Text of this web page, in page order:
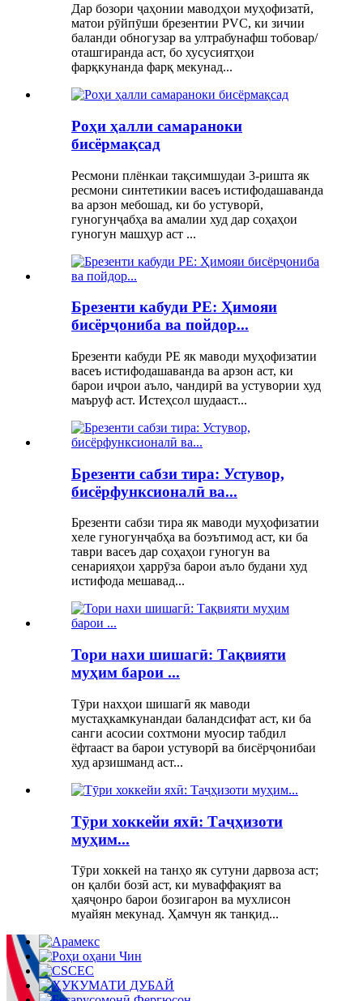
Дар бозори ҷаҳонии маводҳои муҳофизатӣ,
матои рӯйпӯши брезентии PVC, ки зичии
баланди обногузар ва ултрабунафш тобовар/
оташгиранда аст, бо хусусиятҳои
фарқкунанда фарқ мекунад...
Роҳи ҳалли самараноки
бисёрмақсад
Ресмони плёнкаи тақсимшудаи 3-ришта як
ресмони синтетикии васеъ истифодашаванда
ва арзон мебошад, ки бо устуворӣ,
гуногунҷабҳа ва амалии худ дар соҳаҳои
гуногун машҳур аст ...
Брезенти кабуди PE: Ҳимояи
бисёрҷониба ва пойдор...
Брезенти кабуди PE як маводи муҳофизатии
васеъ истифодашаванда ва арзон аст, ки
барои иҷрои аъло, чандирӣ ва устувории худ
маъруф аст. Истеҳсол шудааст...
Брезенти сабзи тира: Устувор,
бисёрфунксионалӣ ва...
Брезенти сабзи тира як маводи муҳофизатии
хеле гуногунҷабҳа ва боэътимод аст, ки ба
таври васеъ дар соҳаҳои гуногун ва
сенарияҳои ҳаррӯза барои аъло будани худ
истифода мешавад...
Тори нахи шишагӣ: Тақвияти
муҳим барои ...
Тӯри нахҳои шишагӣ як маводи
мустаҳкамкунандаи баландсифат аст, ки ба
санги асосии сохтмони муосир табдил
ёфтааст ва барои устуворӣ ва бисёрҷонибаи
худ арзишманд аст...
Тӯри хоккейи яхӣ: Таҷҳизоти
муҳим...
Тӯри хоккей на танҳо як сутуни дарвоза аст;
он қалби бозӣ аст, ки муваффақият ва
ҳаяҷонро барои бозигарон ва мухлисон
муайян мекунад. Ҳамчун як танқид...